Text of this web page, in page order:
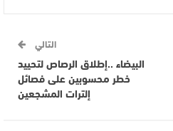
التالي
البيضاء ..إطلاق الرصاص لتحييد
خطر محسوبين على فصائل
إلترات المشجعين